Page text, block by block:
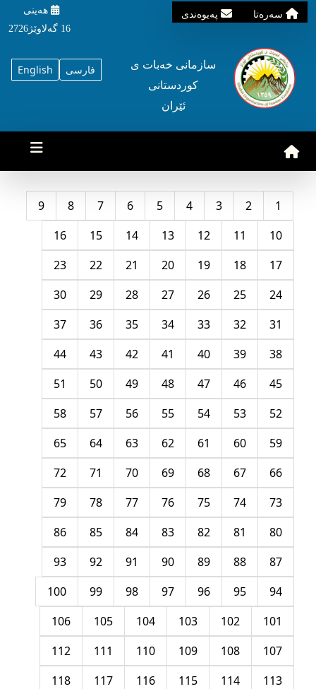
سه‌ره‌تا په‌یوه‌ندی
هه‌ینی
16 گه‌لاوێژ2726
English فارسی
سازمانی خه‌بات ی
کوردستانی
ئێران
1
2
3
4
5
6
7
8
9
10
11
12
13
14
15
16
17
18
19
20
21
22
23
24
25
26
27
28
29
30
31
32
33
34
35
36
37
38
39
40
41
42
43
44
45
46
47
48
49
50
51
52
53
54
55
56
57
58
59
60
61
62
63
64
65
66
67
68
69
70
71
72
73
74
75
76
77
78
79
80
81
82
83
84
85
86
87
88
89
90
91
92
93
94
95
96
97
98
99
100
101
102
103
104
105
106
107
108
109
110
111
112
113
114
115
116
117
118